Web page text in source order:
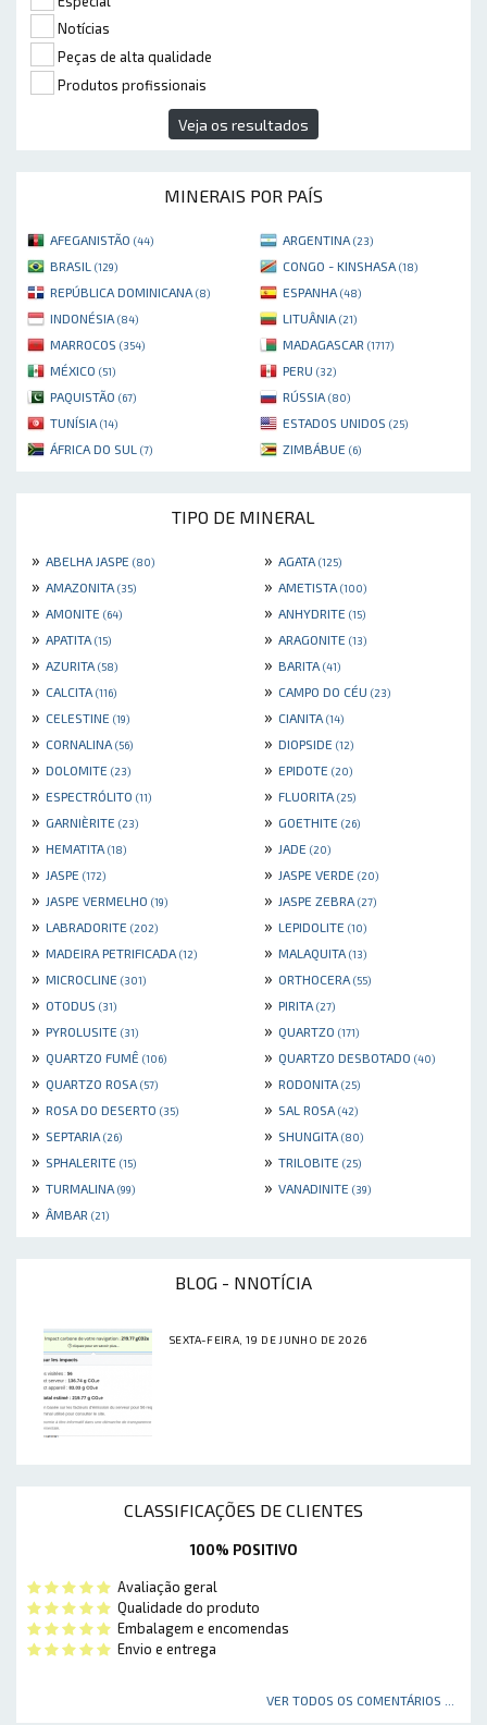
Notícias
Peças de alta qualidade
Produtos profissionais
Veja os resultados
MINERAIS POR PAÍS
AFEGANISTÃO (44) ARGENTINA (23)
BRASIL (129) CONGO - KINSHASA (18)
REPÚBLICA DOMINICANA (8) ESPANHA (48)
INDONÉSIA (84) LITUÂNIA (21)
MARROCOS (354) MADAGASCAR (1717)
MÉXICO (51) PERU (32)
PAQUISTÃO (67) RÚSSIA (80)
TUNÍSIA (14) ESTADOS UNIDOS (25)
ÁFRICA DO SUL (7) ZIMBÁBUE (6)
TIPO DE MINERAL
» ABELHA JASPE (80) » AGATA (125)
» AMAZONITA (35) » AMETISTA (100)
» AMONITE (64) » ANHYDRITE (15)
» APATITA (15) » ARAGONITE (13)
» AZURITA (58) » BARITA (41)
» CALCITA (116) » CAMPO DO CÉU (23)
» CELESTINE (19) » CIANITA (14)
» CORNALINA (56) » DIOPSIDE (12)
» DOLOMITE (23) » EPIDOTE (20)
» ESPECTRÓLITO (11) » FLUORITA (25)
» GARNIÈRITE (23) » GOETHITE (26)
» HEMATITA (18) » JADE (20)
» JASPE (172) » JASPE VERDE (20)
» JASPE VERMELHO (19) » JASPE ZEBRA (27)
» LABRADORITE (202) » LEPIDOLITE (10)
» MADEIRA PETRIFICADA (12) » MALAQUITA (13)
» MICROCLINE (301) » ORTHOCERA (55)
» OTODUS (31) » PIRITA (27)
» PYROLUSITE (31) » QUARTZO (171)
» QUARTZO FUMÊ (106) » QUARTZO DESBOTADO (40)
» QUARTZO ROSA (57) » RODONITA (25)
» ROSA DO DESERTO (35) » SAL ROSA (42)
» SEPTARIA (26) » SHUNGITA (80)
» SPHALERITE (15) » TRILOBITE (25)
» TURMALINA (99) » VANADINITE (39)
» ÂMBAR (21)
BLOG - NNOTÍCIA
SEXTA-FEIRA, 19 DE JUNHO DE 2026
CLASSIFICAÇÕES DE CLIENTES
100% POSITIVO
Avaliação geral
Qualidade do produto
Embalagem e encomendas
Envio e entrega
VER TODOS OS COMENTÁRIOS ...